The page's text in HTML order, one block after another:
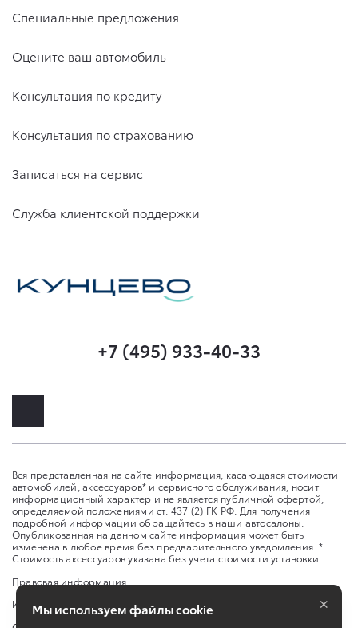
Специальные предложения
Оцените ваш автомобиль
Консультация по кредиту
Консультация по страхованию
Записаться на сервис
Служба клиентской поддержки
+7 (495) 933-40-33
Вся представленная на сайте информация, касающаяся стоимости
автомобилей, аксессуаров* и сервисного обслуживания, носит
информационный характер и не является публичной офертой,
определяемой положениями ст. 437 (2) ГК РФ. Для получения
подробной информации обращайтесь в наши автосалоны.
Опубликованная на данном сайте информация может быть
изменена в любое время без предварительного уведомления. *
Стоимость аксессуаров указана без учета стоимости установки.
Правовая информация
Изменить настройку cookies
Мы используем файлы cookie ×